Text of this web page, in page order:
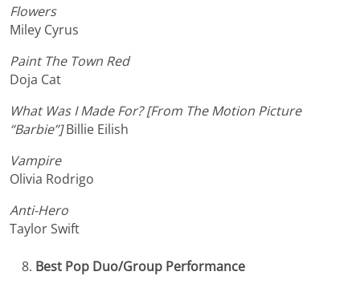
Flowers
Miley Cyrus
Paint The Town Red
Doja Cat
What Was I Made For? [From The Motion Picture
“Barbie”]Billie Eilish
Vampire
Olivia Rodrigo
Anti-Hero
Taylor Swift
Best Pop Duo/Group Performance